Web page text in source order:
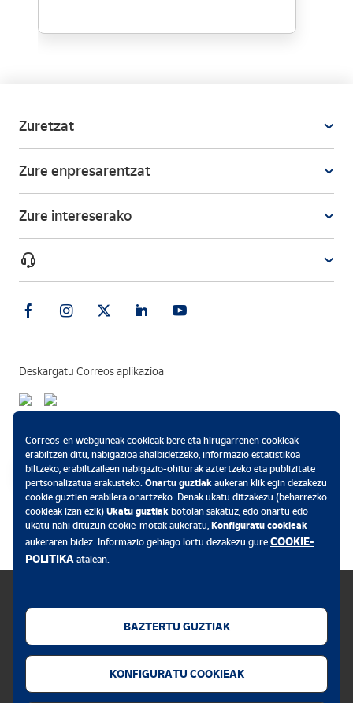
Zuretzat
Zure enpresarentzat
Zure intereserako
Deskargatu Correos aplikazioa
Cookie-en politika
Web-pribatutasuna
Correos-en webguneak cookieak bere eta hirugarrenen cookieak
erabiltzen ditu, nabigazioa ahalbidetzeko, informazio estatistikoa
biltzeko, erabiltzaileen nabigazio-ohiturak aztertzeko eta publizitate
pertsonalizatua erakusteko. Onartu guztiak aukeran klik egin dezakezu
cookie guztien erabilera onartzeko. Denak ukatu ditzakezu (beharrezko
cookieak izan ezik) Ukatu guztiak botoian sakatuz, edo onartu edo
ukatu nahi dituzun cookie-motak aukeratu, Konfiguratu cookieak
aukeraren bidez. Informazio gehiago lortu dezakezu gure COOKIE-
POLITIKA atalean.
BAZTERTU GUZTIAK
KONFIGURATU COOKIEAK